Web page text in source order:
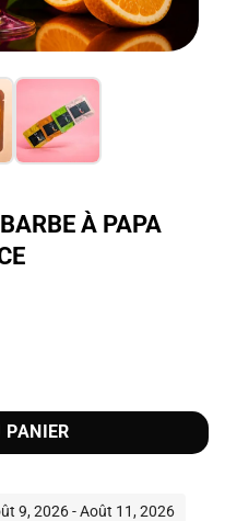
À PAPA
€.
Papa Saveur Orange Douce
PANIER
9, 2026 - Août 11, 2026